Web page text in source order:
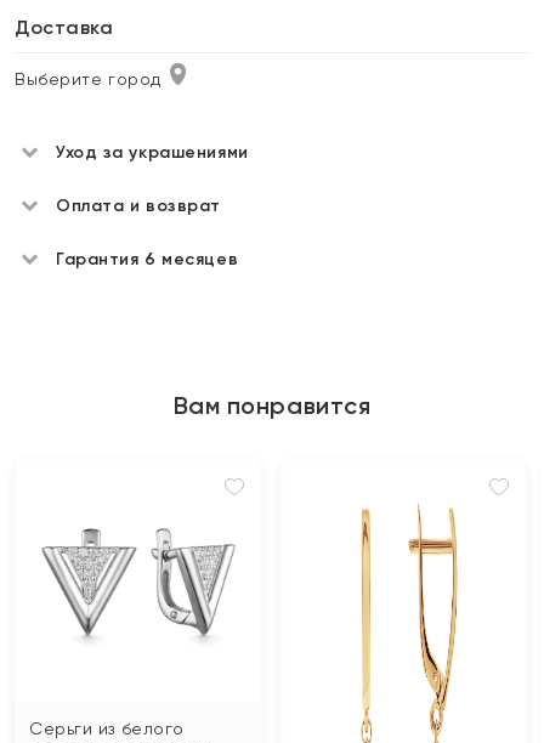
Доставка
Выберите город
Уход за украшениями
Оплата и возврат
Гарантия 6 месяцев
Вам понравится
Серьги из белого